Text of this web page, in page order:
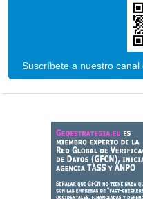
Suscríbete a nuestro